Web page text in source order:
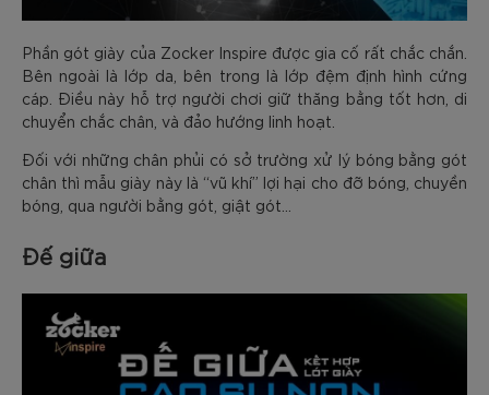
Phần gót giày của Zocker Inspire được gia cố rất chắc chắn.
Bên ngoài là lớp da, bên trong là lớp đệm định hình cứng
cáp. Điều này hỗ trợ người chơi giữ thăng bằng tốt hơn, di
chuyển chắc chân, và đảo hướng linh hoạt.
Đối với những chân phủi có sở trường xử lý bóng bằng gót
chân thì mẫu giày này là “vũ khí” lợi hại cho đỡ bóng, chuyền
bóng, qua người bằng gót, giật gót…
Đế giữa